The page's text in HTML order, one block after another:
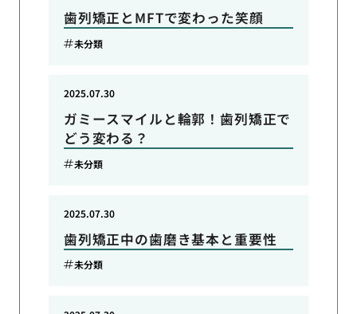
歯列矯正とMFTで変わった笑顔
未分類
ガミースマイルと輪郭！歯列矯正で
どう変わる？
2025.07.30
未分類
歯列矯正中の歯磨き基本と重要性
2025.07.30
未分類